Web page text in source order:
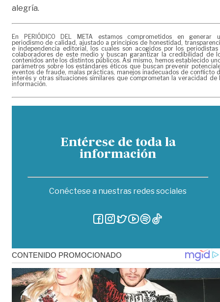
alegría.
En PERIÓDICO DEL META estamos comprometidos en generar
periodismo de calidad, ajustado a principios de honestidad,
e independencia editorial, los cuales son acogidos por los periodistas
colaboradores de este medio y buscan garantizar la credibilidad de
contenidos ante los distintos públicos. Así mismo, hemos establecido
parámetros sobre los estándares éticos que buscan prevenir
eventos de fraude, malas prácticas, manejos inadecuados de conflicto
interés y otras situaciones similares que comprometan la veracidad de
información.
Entérese de toda la
información
Conéctese a nuestras redes sociales